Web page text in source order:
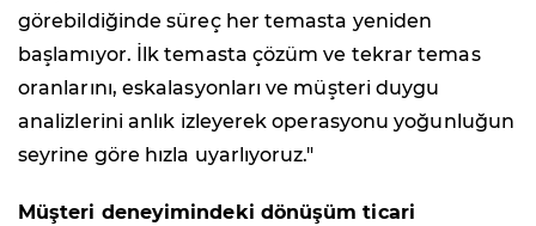
görebildiğinde süreç her temasta yeniden
başlamıyor. İlk temasta çözüm ve tekrar temas
oranlarını, eskalasyonları ve müşteri duygu
analizlerini anlık izleyerek operasyonu yoğunluğun
seyrine göre hızla uyarlıyoruz."
Müşteri deneyimindeki dönüşüm ticari